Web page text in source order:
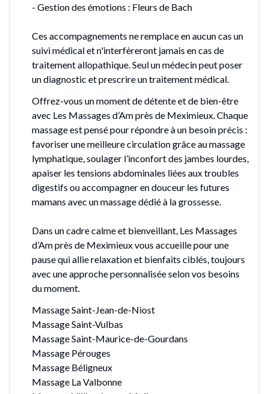
- Gestion des émotions : Fleurs de Bach
Ces accompagnements ne remplace en aucun cas un
suivi médical et n'interfèreront jamais en cas de
traitement allopathique. Seul un médecin peut poser
un diagnostic et prescrire un traitement médical.
Offrez-vous un moment de détente et de bien-être
avec Les Massages d’Am près de Meximieux. Chaque
massage est pensé pour répondre à un besoin précis :
favoriser une meilleure circulation grâce au massage
lymphatique, soulager l’inconfort des jambes lourdes,
apaiser les tensions abdominales liées aux troubles
digestifs ou accompagner en douceur les futures
mamans avec un massage dédié à la grossesse.
Dans un cadre calme et bienveillant, Les Massages
d’Am près de Meximieux vous accueille pour une
pause qui allie relaxation et bienfaits ciblés, toujours
avec une approche personnalisée selon vos besoins
du moment.
Massage Saint-Jean-de-Niost
Massage Saint-Vulbas
Massage Saint-Maurice-de-Gourdans
Massage Pérouges
Massage Béligneux
Massage La Valbonne